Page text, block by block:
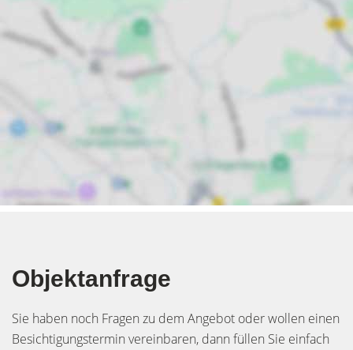
Objektanfrage
Sie haben noch Fragen zu dem Angebot oder wollen einen
Besichtigungstermin vereinbaren, dann füllen Sie einfach